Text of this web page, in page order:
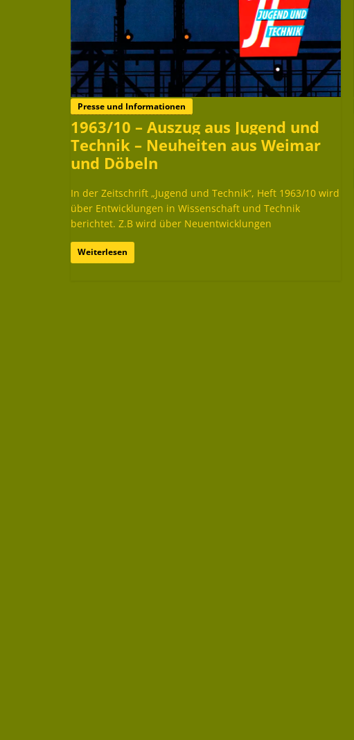
Presse und Informationen
1963/10 – Auszug aus Jugend und
Technik – Neuheiten aus Weimar
und Döbeln
In der Zeitschrift „Jugend und Technik“, Heft 1963/10 wird
über Entwicklungen in Wissenschaft und Technik
berichtet. Z.B wird über Neuentwicklungen
Weiterlesen